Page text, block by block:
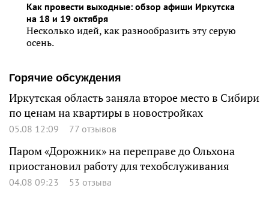
Как провести выходные: обзор афиши Иркутска
на 18 и 19 октября
Несколько идей, как разнообразить эту серую
осень.
Горячие обсуждения
Иркутская область заняла второе место в Сибири
по ценам на квартиры в новостройках
05.08 12:09 77 отзывов
Паром «Дорожник» на переправе до Ольхона
приостановил работу для техобслуживания
04.08 09:23 53 отзыва